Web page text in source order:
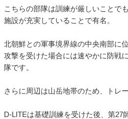
こちらの部隊は訓練が厳しいことで
施設が充実していることで有名。
北朝鮮との軍事境界線の中央南部に
攻撃を受けた場合には速やかに防戦
隊です。
さらに周辺は山岳地帯のため、トレ
D-LITEは基礎訓練を受けた後、第27